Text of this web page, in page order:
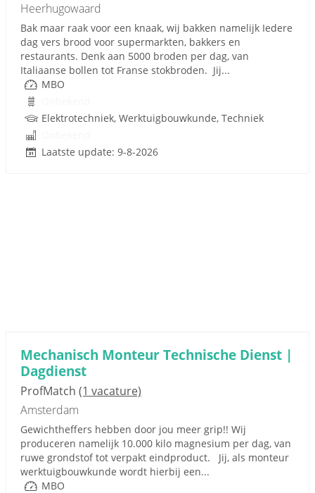
Heerhugowaard
Bak maar raak voor een knaak, wij bakken namelijk Iedere
dag vers brood voor supermarkten, bakkers en
restaurants. Denk aan 5000 broden per dag, van
Italiaanse bollen tot Franse stokbroden. Jij...
MBO
Elektrotechniek, Werktuigbouwkunde, Techniek
Laatste update: 9-8-2026
Mechanisch Monteur Technische Dienst |
Dagdienst
ProfMatch (1 vacature)
Amsterdam
Gewichtheffers hebben door jou meer grip!! Wij
produceren namelijk 10.000 kilo magnesium per dag, van
ruwe grondstof tot verpakt eindproduct. Jij, als monteur
werktuigbouwkunde wordt hierbij een...
MBO